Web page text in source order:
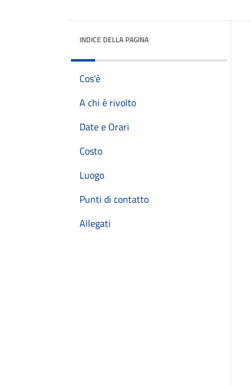
INDICE DELLA PAGINA
Cos'è
A chi è rivolto
Date e Orari
Costo
Luogo
Punti di contatto
Allegati